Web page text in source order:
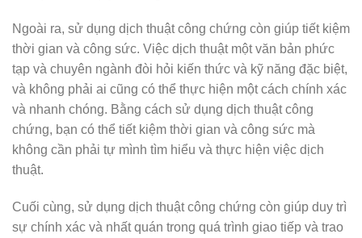
Ngoài ra, sử dụng dịch thuật công chứng còn giúp tiết kiệm
thời gian và công sức. Việc dịch thuật một văn bản phức
tạp và chuyên ngành đòi hỏi kiến thức và kỹ năng đặc biệt,
và không phải ai cũng có thể thực hiện một cách chính xác
và nhanh chóng. Bằng cách sử dụng dịch thuật công
chứng, bạn có thể tiết kiệm thời gian và công sức mà
không cần phải tự mình tìm hiểu và thực hiện việc dịch
thuật.
Cuối cùng, sử dụng dịch thuật công chứng còn giúp duy trì
sự chính xác và nhất quán trong quá trình giao tiếp và trao